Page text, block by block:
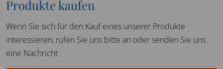
Produkte kaufen
Wenn Sie sich für den Kauf eines unserer Produkte
interessieren, rufen Sie uns bitte an oder senden Sie uns
eine Nachricht